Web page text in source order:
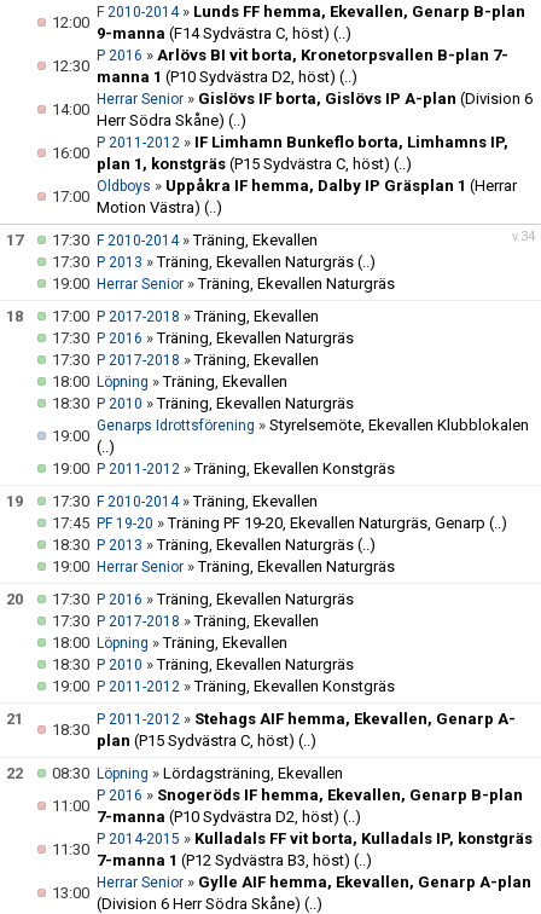
12:00
F 2010-2014» Lunds FF hemma, Ekevallen, Genarp B-plan
9-manna (F14 Sydvästra C, höst) (..)
12:30
P 2016 » Arlövs BI vit borta, Kronetorpsvallen B-plan 7-
manna 1 (P10 Sydvästra D2, höst) (..)
14:00
Herrar Senior » Gislövs IF borta, Gislövs IP A-plan (Division 6
Herr Södra Skåne) (..)
16:00
P 2011-2012 » IF Limhamn Bunkeflo borta, Limhamns IP,
plan 1, konstgräs (P15 Sydvästra C, höst) (..)
17:00
Oldboys » Uppåkra IF hemma, Dalby IP Gräsplan 1 (Herrar
Motion Västra) (..)
v.34
17 17:30 F 2010-2014»Träning, Ekevallen
17:30 P 2013 »Träning, Ekevallen Naturgräs (..)
19:00 Herrar Senior »Träning, Ekevallen Naturgräs
18
17:00 P 2017-2018 »Träning, Ekevallen
17:30 P 2016 »Träning, Ekevallen Naturgräs
17:30 P 2017-2018 »Träning, Ekevallen
18:00 Löpning »Träning, Ekevallen
18:30 P 2010 »Träning, Ekevallen Naturgräs
19:00
Genarps Idrottsförening » Styrelsemöte, Ekevallen Klubblokalen
(..)
19:00 P 2011-2012 »Träning, Ekevallen Konstgräs
19
17:30 F 2010-2014»Träning, Ekevallen
17:45 PF 19-20 »Träning PF 19-20, Ekevallen Naturgräs, Genarp (..)
18:30 P 2013 »Träning, Ekevallen Naturgräs (..)
19:00 Herrar Senior »Träning, Ekevallen Naturgräs
20
17:30 P 2016 »Träning, Ekevallen Naturgräs
17:30 P 2017-2018 »Träning, Ekevallen
18:00 Löpning »Träning, Ekevallen
18:30 P 2010 »Träning, Ekevallen Naturgräs
19:00 P 2011-2012 »Träning, Ekevallen Konstgräs
21
18:30
P 2011-2012 » Stehags AIF hemma, Ekevallen, Genarp A-
plan (P15 Sydvästra C, höst) (..)
22
08:30 Löpning » Lördagsträning, Ekevallen
11:00
P 2016 » Snogeröds IF hemma, Ekevallen, Genarp B-plan
7-manna (P10 Sydvästra D2, höst) (..)
11:30
P 2014-2015 » Kulladals FF vit borta, Kulladals IP, konstgräs
7-manna 1 (P12 Sydvästra B3, höst) (..)
13:00
Herrar Senior » Gylle AIF hemma, Ekevallen, Genarp A-plan
(Division 6 Herr Södra Skåne) (..)